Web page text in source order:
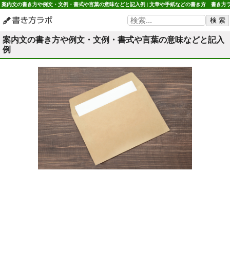
案内文の書き方や例文・文例・書式や言葉の意味などと記入例 | 文章や手紙などの書き方 書き方
案内文の書き方や例文・文例・書式や言葉の意味などと記入
例